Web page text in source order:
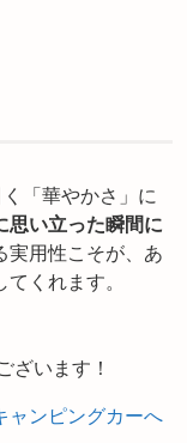
「華やかさ」に
思い立った瞬間に
実用性こそが、あ
くれます。
ざいます！